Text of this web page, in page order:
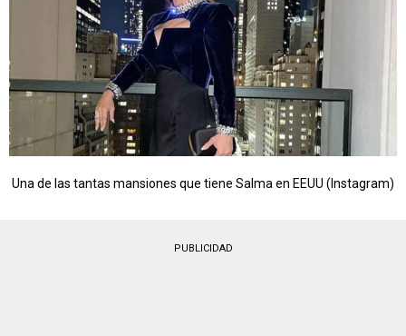
Una de las tantas mansiones que tiene Salma en EEUU (Instagram)
PUBLICIDAD